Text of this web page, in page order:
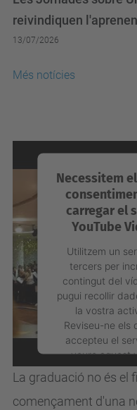
reivindiquen
13/07/2026
Més notícies
Necessitem
carregar el
YouTube
Utilitzem un
tercers per
contingut del
pugui recollir
la vostra
Reviseu-ne els
accepteu el
veure aquest
Acabes de
UPC?
La graduació no és el
començament d'una